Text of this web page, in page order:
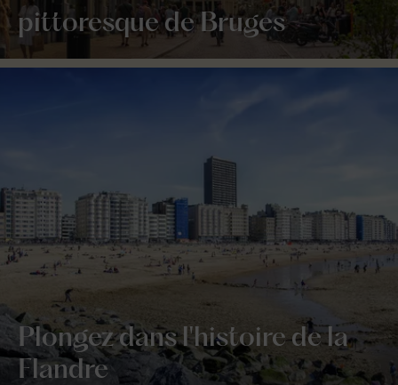
pittoresque de Bruges
Plongez dans l'histoire de la
Flandre